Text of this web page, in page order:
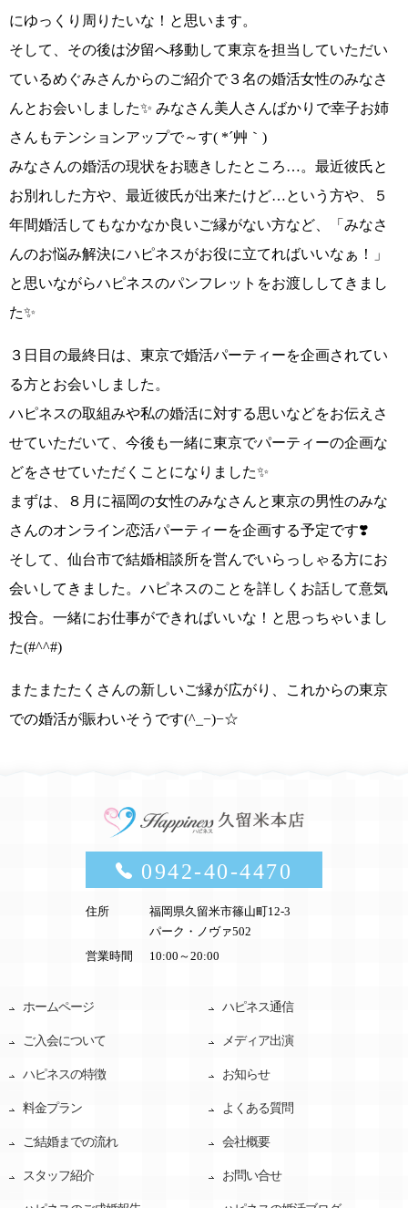
にゆっくり周りたいな！と思います。
そして、その後は汐留へ移動して東京を担当していただい
ているめぐみさんからのご紹介で３名の婚活女性のみなさ
んとお会いしました✨ みなさん美人さんばかりで幸子お姉
さんもテンションアップで～す( *´艸｀)
みなさんの婚活の現状をお聴きしたところ…。最近彼氏と
お別れした方や、最近彼氏が出来たけど…という方や、５
年間婚活してもなかなか良いご縁がない方など、
「みなさ
んのお悩み解決にハピネスがお役に立てればいいなぁ！」
と思いながらハピネスのパンフレットをお渡ししてきまし
た✨
３日目の最終日は、東京で婚活パーティーを企画されてい
る方とお会いしました。
ハピネスの取組みや私の婚活に対する思いなどをお伝えさ
せていただいて、今後も一緒に東京でパーティーの企画な
どをさせていただくことになりました✨
まずは、８月に福岡の女性のみなさんと東京の男性のみな
さんのオンライン恋活パーティーを企画する予定です❣️
そして、仙台市で結婚相談所を営んでいらっしゃる方にお
会いしてきました。ハピネスのことを詳しくお話して意気
投合。 一緒にお仕事ができればいいな！ と思っちゃいまし
た(#^^#)
またまたたくさんの新しいご縁が広がり、
これからの東京
での婚活が賑わいそうです(^_−)−☆
0942-40-4470
住所
福岡県久留米市篠山町12-3
パーク・ノヴァ502
営業時間
10:00～20:00
ホームページ
ご入会について
ハピネスの特徴
料金プラン
ご結婚までの流れ
スタッフ紹介
ハピネス通信
メディア出演
お知らせ
よくある質問
会社概要
お問い合せ